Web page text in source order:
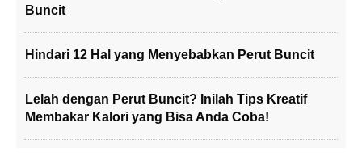
Buncit
Hindari 12 Hal yang Menyebabkan Perut Buncit
Lelah dengan Perut Buncit? Inilah Tips Kreatif
Membakar Kalori yang Bisa Anda Coba!